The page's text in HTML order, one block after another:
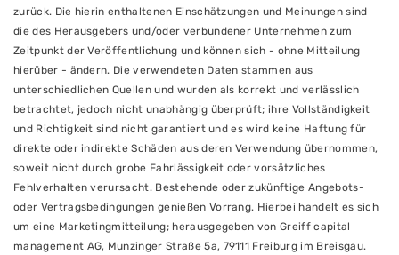
zurück. Die hierin enthaltenen Einschätzungen und Meinungen sind
die des Herausgebers und/oder verbundener Unternehmen zum
Zeitpunkt der Veröffentlichung und können sich - ohne Mitteilung
hierüber - ändern. Die verwendeten Daten stammen aus
unterschiedlichen Quellen und wurden als korrekt und verlässlich
betrachtet, jedoch nicht unabhängig überprüft; ihre Vollständigkeit
und Richtigkeit sind nicht garantiert und es wird keine Haftung für
direkte oder indirekte Schäden aus deren Verwendung übernommen,
soweit nicht durch grobe Fahrlässigkeit oder vorsätzliches
Fehlverhalten verursacht. Bestehende oder zukünftige Angebots-
oder Vertragsbedingungen genießen Vorrang. Hierbei handelt es sich
um eine Marketingmitteilung; herausgegeben von Greiff capital
management AG, Munzinger Straße 5a, 79111 Freiburg im Breisgau.